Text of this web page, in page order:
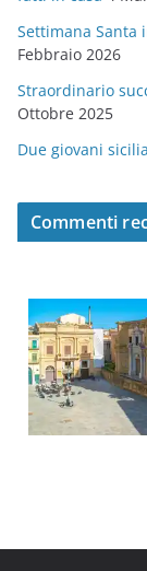
Settimana Santa
Febbraio 2026
Straordinario
Ottobre 2025
Due giovani
Commenti